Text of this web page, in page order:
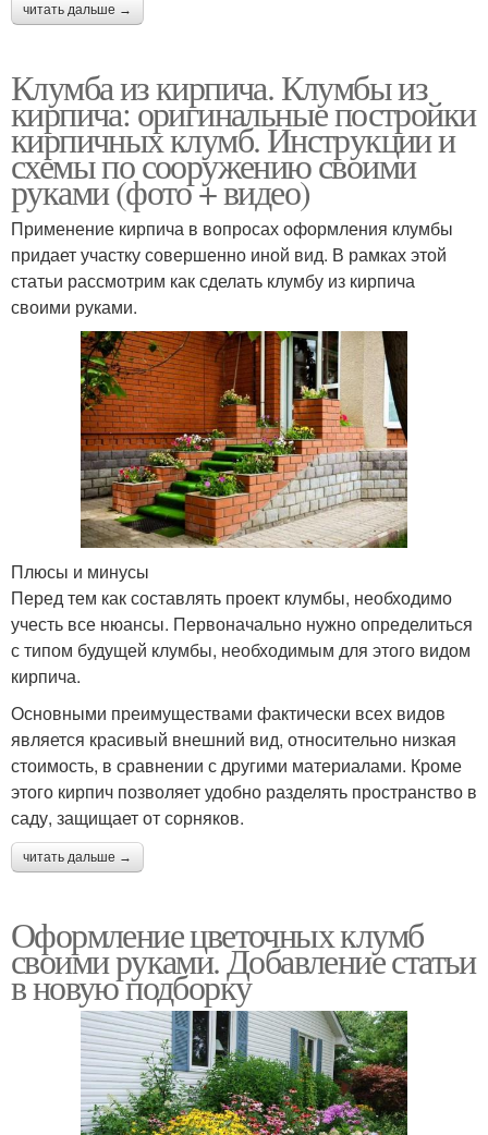
читать дальше →
Клумба из кирпича. Клумбы из
кирпича: оригинальные постройки
кирпичных клумб. Инструкции и
схемы по сооружению своими
руками (фото + видео)
Применение кирпича в вопросах оформления клумбы
придает участку совершенно иной вид. В рамках этой
статьи рассмотрим как сделать клумбу из кирпича
своими руками.
Плюсы и минусы
Перед тем как составлять проект клумбы, необходимо
учесть все нюансы. Первоначально нужно определиться
с типом будущей клумбы, необходимым для этого видом
кирпича.
Основными преимуществами фактически всех видов
является красивый внешний вид, относительно низкая
стоимость, в сравнении с другими материалами. Кроме
этого кирпич позволяет удобно разделять пространство в
саду, защищает от сорняков.
читать дальше →
Оформление цветочных клумб
своими руками. Добавление статьи
в новую подборку